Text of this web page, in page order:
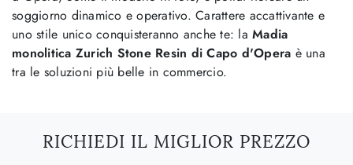
soggiorno dinamico e operativo. Carattere accattivante e
uno stile unico conquisteranno anche te: la Madia
monolitica Zurich Stone Resin di Capo d'Opera è una
tra le soluzioni più belle in commercio.
RICHIEDI IL MIGLIOR PREZZO